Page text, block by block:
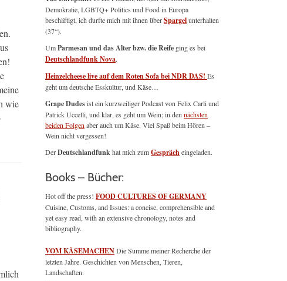
wie
Demokratie, LGBTQ+ Politics und Food in Europa
beschäftigt, ich durfte mich mit ihnen überSpargelunterhalten
(37“).
UmParmesan und das Alter bzw. die Reife ging es bei
Deutschlandfunk Nova.
Heinzelcheese live auf dem Roten Sofa bei NDR DAS! Es
geht um deutsche Esskultur, und Käse…
Grape Dudesist ein kurzweiliger Podcast von Felix Carli und
Patrick Uccelli, und klar, es geht um Wein; in den nächsten
beiden Folgen aber auch um Käse. Viel Spaß beim Hören –
Wein nicht vergessen!
DerDeutschlandfunkhat mich zumGesprächeingeladen.
Books – Bücher:
Hot off the press! FOOD CULTURES OF GERMANY
Cuisine, Customs, and Issues: a concise, comprehensible and
yet easy read, with an extensive chronology, notes and
bibliography.
VOM KÄSEMACHENDie Summe meiner Recherche der
letzten Jahre. Geschichten von Menschen, Tieren,
Landschaften.